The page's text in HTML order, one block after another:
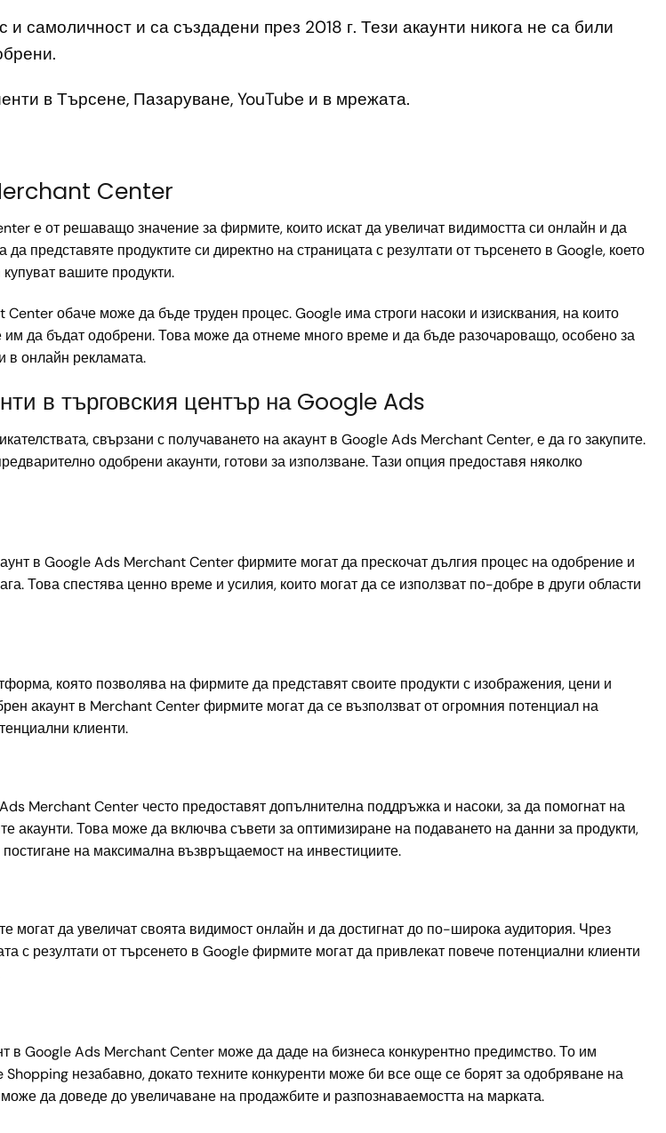
и самоличност и са създадени през 2018 г. Тези акаунти никога не са били
в Търсене, Пазаруване, YouTube и в мрежата.
Center
е от решаващо значение за фирмите, които искат да увеличат видимостта си онлайн и да
представяте продуктите си директно на страницата с резултати от търсенето в Google, което
вашите продукти.
обаче може да бъде труден процес. Google има строги насоки и изисквания, на които
им да бъдат одобрени. Това може да отнеме много време и да бъде разочароващо, особено за
в онлайн рекламата.
в търговския център на Google Ads
свързани с получаването на акаунт в Google Ads Merchant Center, е да го закупите.
одобрени акаунти, готови за използване. Тази опция предоставя няколко
в Google Ads Merchant Center фирмите могат да прескочат дългия процес на одобрение и
Това спестява ценно време и усилия, които могат да се използват по-добре в други области
която позволява на фирмите да представят своите продукти с изображения, цени и
акаунт в Merchant Center фирмите могат да се възползват от огромния потенциал на
клиенти.
Merchant Center често предоставят допълнителна поддръжка и насоки, за да помогнат на
акаунти. Това може да включва съвети за оптимизиране на подаването на данни за продукти,
на максимална възвръщаемост на инвестициите.
да увеличат своята видимост онлайн и да достигнат до по-широка аудитория. Чрез
с резултати от търсенето в Google фирмите могат да привлекат повече потенциални клиенти
в Google Ads Merchant Center може да даде на бизнеса конкурентно предимство. То им
незабавно, докато техните конкуренти може би все още се борят за одобряване на
да доведе до увеличаване на продажбите и разпознаваемостта на марката.